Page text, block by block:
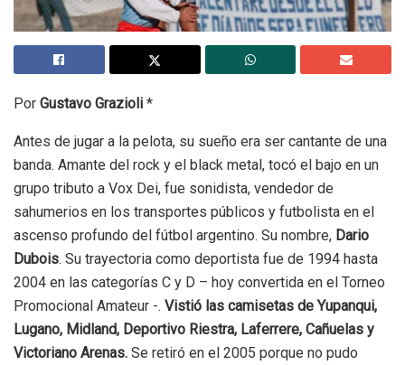
Por Gustavo Grazioli *
Antes de jugar a la pelota, su sueño era ser cantante de una
banda. Amante del rock y el black metal, tocó el bajo en un
grupo tributo a Vox Dei, fue sonidista, vendedor de
sahumerios en los transportes públicos y futbolista en el
ascenso profundo del fútbol argentino. Su nombre, Dario
Dubois. Su trayectoria como deportista fue de 1994 hasta
2004 en las categorías C y D – hoy convertida en el Torneo
Promocional Amateur -. Vistió las camisetas de Yupanqui,
Lugano, Midland, Deportivo Riestra, Laferrere, Cañuelas y
Victoriano Arenas. Se retiró en el 2005 porque no pudo